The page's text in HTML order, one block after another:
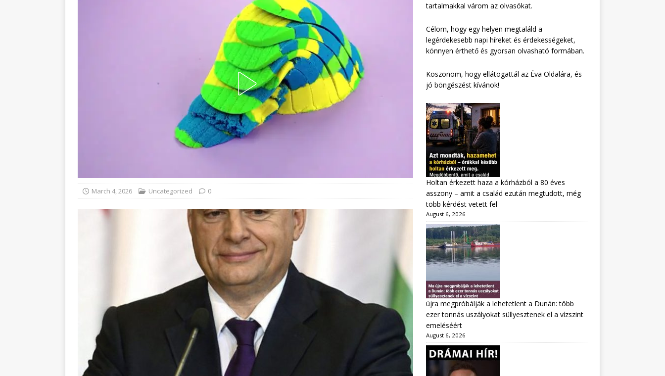
March 4, 2026 Uncategorized 0
tartalmakkal várom az olvasókat.
Célom, hogy egy helyen megtaláld a
legérdekesebb napi híreket és érdekességeket,
könnyen érthető és gyorsan olvasható formában.
Köszönöm, hogy ellátogattál az Éva Oldalára, és
jó böngészést kívánok!
Holtan érkezett haza a kórházból a 80 éves
asszony – amit a család ezután megtudott, még
több kérdést vetett fel
August 6, 2026
újra megpróbálják a lehetetlent a Dunán: több
ezer tonnás uszályokat süllyesztenek el a vízszint
emeléséért
August 6, 2026